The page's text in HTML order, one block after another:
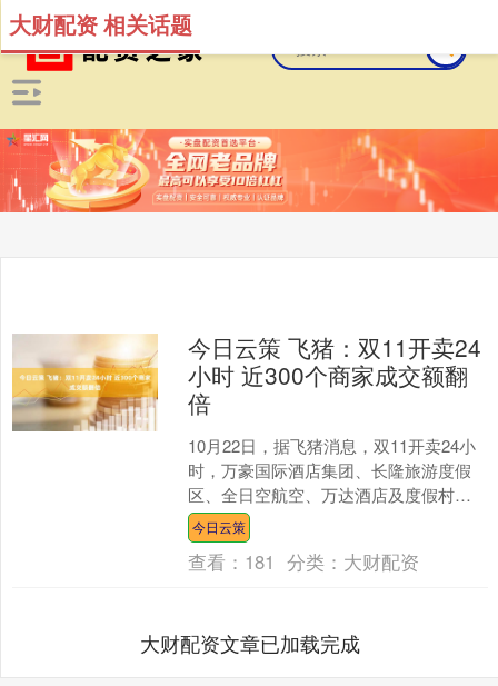
大财配资 相关话题
今日云策 飞猪：双11开卖24
小时 近300个商家成交额翻
倍
10月22日，据飞猪消息，双11开卖24小
时，万豪国际酒店集团、长隆旅游度假
区、全日空航空、万达酒店及度假村、
中国南方航空、开元旅业、上海迪士尼
度假区等品牌活动....
今日云策
查看： 181 分类： 大财配资
大财配资文章已加载完成